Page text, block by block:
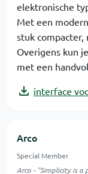
elektronische
Met een
stuk
Overigens kun
met een
interface
Arco
Special Member
Arco - "Simplicity is